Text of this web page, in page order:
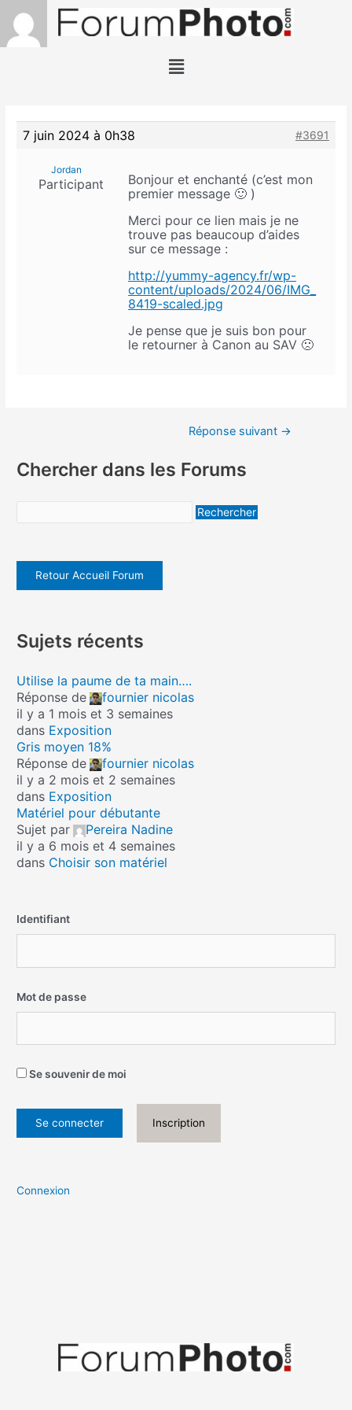
7 juin 2024 à 0h38 #3691
Jordan
Participant
Bonjour et enchanté (c’est mon
premier message 🙂 )
Merci pour ce lien mais je ne
trouve pas beaucoup d’aides
sur ce message :
http://yummy-agency.fr/wp-
content/uploads/2024/06/IMG_
8419-scaled.jpg
Je pense que je suis bon pour
le retourner à Canon au SAV 🙁
Réponse suivant →
Chercher dans les Forums
Retour Accueil Forum
Sujets récents
Utilise la paume de ta main….
Réponse de
fournier nicolas
il y a 1 mois et 3 semaines
dans Exposition
Gris moyen 18%
Réponse de
fournier nicolas
il y a 2 mois et 2 semaines
dans Exposition
Matériel pour débutante
Sujet par
Pereira Nadine
il y a 6 mois et 4 semaines
dans Choisir son matériel
Identifiant
Mot de passe
Se souvenir de moi
Inscription
Connexion